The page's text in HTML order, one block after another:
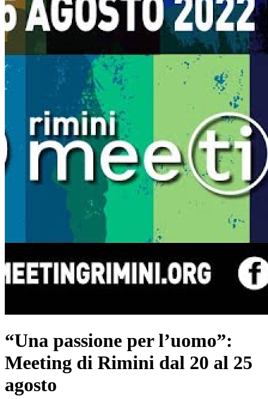
“Una passione per l’uomo”:
Meeting di Rimini dal 20 al 25
agosto